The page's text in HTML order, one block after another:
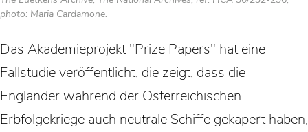
photo: Maria Cardamone.
Das Akademieprojekt "Prize Papers" hat eine
Fallstudie veröffentlicht, die zeigt, dass die
Engländer während der Österreichischen
Erbfolgekriege auch neutrale Schiffe gekapert haben,